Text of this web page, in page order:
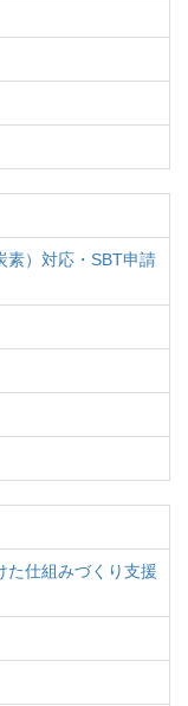
素）対応・SBT申請
た仕組みづくり支援